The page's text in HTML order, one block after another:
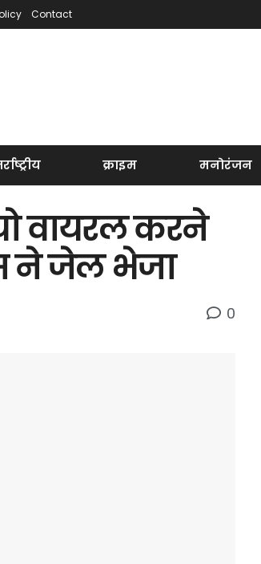
Contact
क्राइम मनोरंजन
वायरल करने
ने जेल भेजा
0